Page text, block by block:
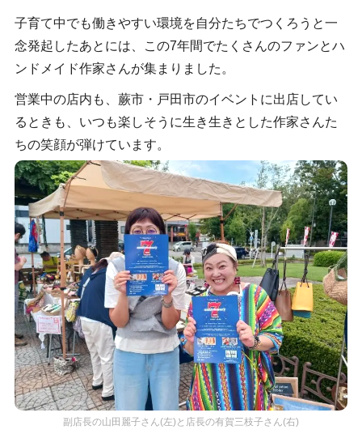
子育て中でも働きやすい環境を自分たちでつくろうと一
念発起したあとには、この7年間でたくさんのファンとハ
ンドメイド作家さんが集まりました。
営業中の店内も、蕨市・戸田市のイベントに出店してい
るときも、いつも楽しそうに生き生きとした作家さんた
ちの笑顔が弾けています。
副店長の山田麗子さん(左)と店長の有賀三枝子さん(右)